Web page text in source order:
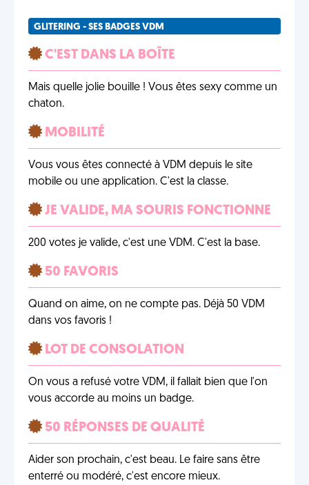
GLITERING - SES BADGES VDM
C'EST DANS LA BOÎTE
Mais quelle jolie bouille ! Vous êtes sexy comme un
chaton.
MOBILITÉ
Vous vous êtes connecté à VDM depuis le site
mobile ou une application. C'est la classe.
JE VALIDE, MA SOURIS FONCTIONNE
200 votes je valide, c'est une VDM. C'est la base.
50 FAVORIS
Quand on aime, on ne compte pas. Déjà 50 VDM
dans vos favoris !
LOT DE CONSOLATION
On vous a refusé votre VDM, il fallait bien que l'on
vous accorde au moins un badge.
50 RÉPONSES DE QUALITÉ
Aider son prochain, c'est beau. Le faire sans être
enterré ou modéré, c'est encore mieux.